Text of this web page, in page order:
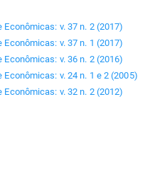
v. 37 n. 2 (2017)
v. 37 n. 1 (2017)
v. 36 n. 2 (2016)
v. 24 n. 1 e 2 (2005)
v. 32 n. 2 (2012)